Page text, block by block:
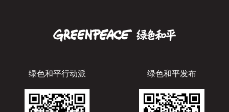
绿色和平行动派 绿色和平发布